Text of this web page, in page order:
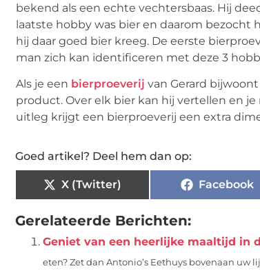
bekend als een echte vechtersbaas. Hij
laatste hobby was bier en daarom bezocht
hij daar goed bier kreeg. De eerste
man zich kan identificeren met deze 3
Als je een bierproeverij van Gerard
product. Over elk bier kan hij vertellen en
uitleg krijgt een bierproeverij een extra
Goed artikel? Deel hem dan op:
X (Twitter) Facebook
Gerelateerde Berichten:
Geniet van een heerlijke maaltijd in
eten? Zet dan Antonio’s Eethuys bovenaan uw